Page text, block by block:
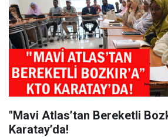
"Mavi Atlas’tan Bereketli
Karatay’da!